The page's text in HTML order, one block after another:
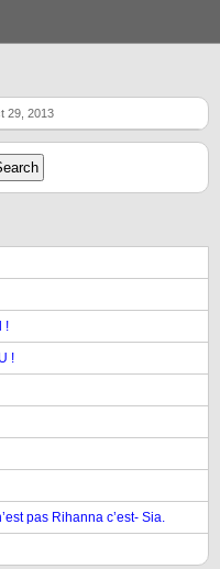
29, 2013
!
!
pas Rihanna c’est- Sia.